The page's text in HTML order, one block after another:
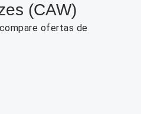
(CAW)
ofertas de